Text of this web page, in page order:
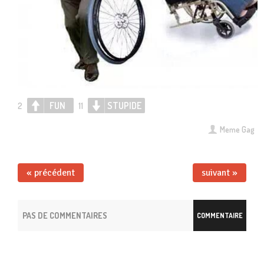
Meme Gag
2 FUN 11 STUPIDE
« précédent suivant »
COMMENTAIRE
PAS DE COMMENTAIRES